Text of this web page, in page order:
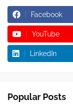
Facebook
YouTube
LinkedIn
Popular Posts